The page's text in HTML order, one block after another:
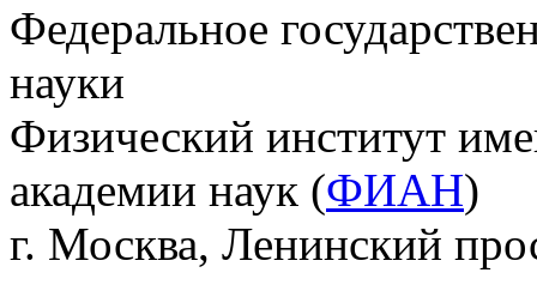
Федеральное
науки
Физический институт
академии наук (ФИАН)
г. Москва, Ленинский